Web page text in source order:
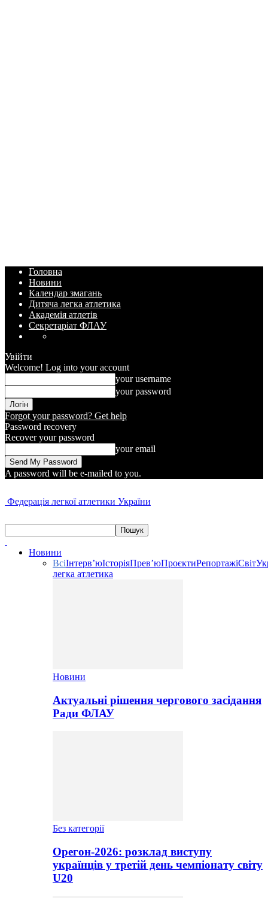
Головна
Новини
Календар змагань
Дитяча легка атлетика
Академія атлетів
Секретаріат ФЛАУ
Увійти
Welcome! Log into your account
your username
your password
Forgot your password? Get help
Password recovery
Recover your password
your email
A password will be e-mailed to you.
Федерація легкої атлетики України
Новини
ВсіІнтерв’юІсторіяПрев’юПроєктиРепортажіСвіт
легка атлетика
Новини
Актуальні рішення чергового засідання
Ради ФЛАУ
Без категорії
Орегон-2026: розклад виступу
українців у третій день чемпіонату світу
U20